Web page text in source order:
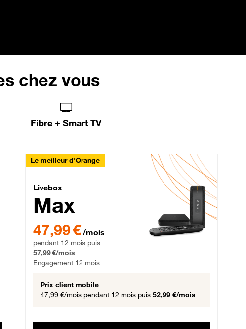
chez vous
Fibre + Smart TV
12 mois
Le meilleur d'Orange
Livebox Max Fibre
Livebox
Max
47,99 € par mois pendant 12 mois puis 57,99 € par mois,
47,99 € /mois
pendant 12 mois puis
57,99 €/mois
Engagement 12 mois
Prix client mobile
47,99 €/mois pendant 12 mois puis 52,99 €/mois